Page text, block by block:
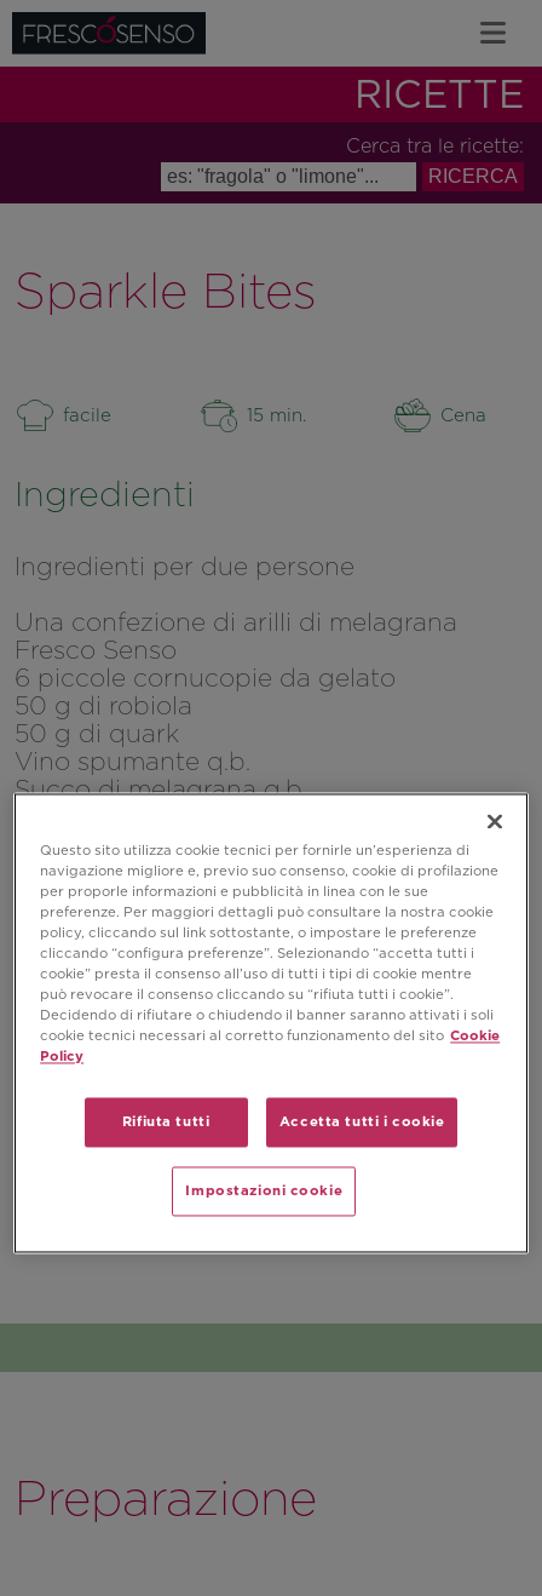
RICETTE
Cerca tra le ricette:
Sparkle Bites
facile 15 min. Cena
Ingredienti
Ingredienti per due persone
Una confezione di arilli di melagrana
Fresco Senso
6 piccole cornucopie da gelato
50 g di robiola
50 g di quark
Vino spumante q.b.
Succo di melagrana q.b.
Preparazione
Questo sito utilizza cookie tecnici per fornirle un’esperienza di
navigazione migliore e, previo suo consenso, cookie di profilazione
per proporle informazioni e pubblicità in linea con le sue
preferenze. Per maggiori dettagli può consultare la nostra cookie
policy, cliccando sul link sottostante, o impostare le preferenze
cliccando “configura preferenze”. Selezionando “accetta tutti i
cookie” presta il consenso all’uso di tutti i tipi di cookie mentre
può revocare il consenso cliccando su “rifiuta tutti i cookie”.
Decidendo di rifiutare o chiudendo il banner saranno attivati i soli
cookie tecnici necessari al corretto funzionamento del sito Cookie
Policy
Rifiuta tutti Accetta tutti i cookie
Impostazioni cookie